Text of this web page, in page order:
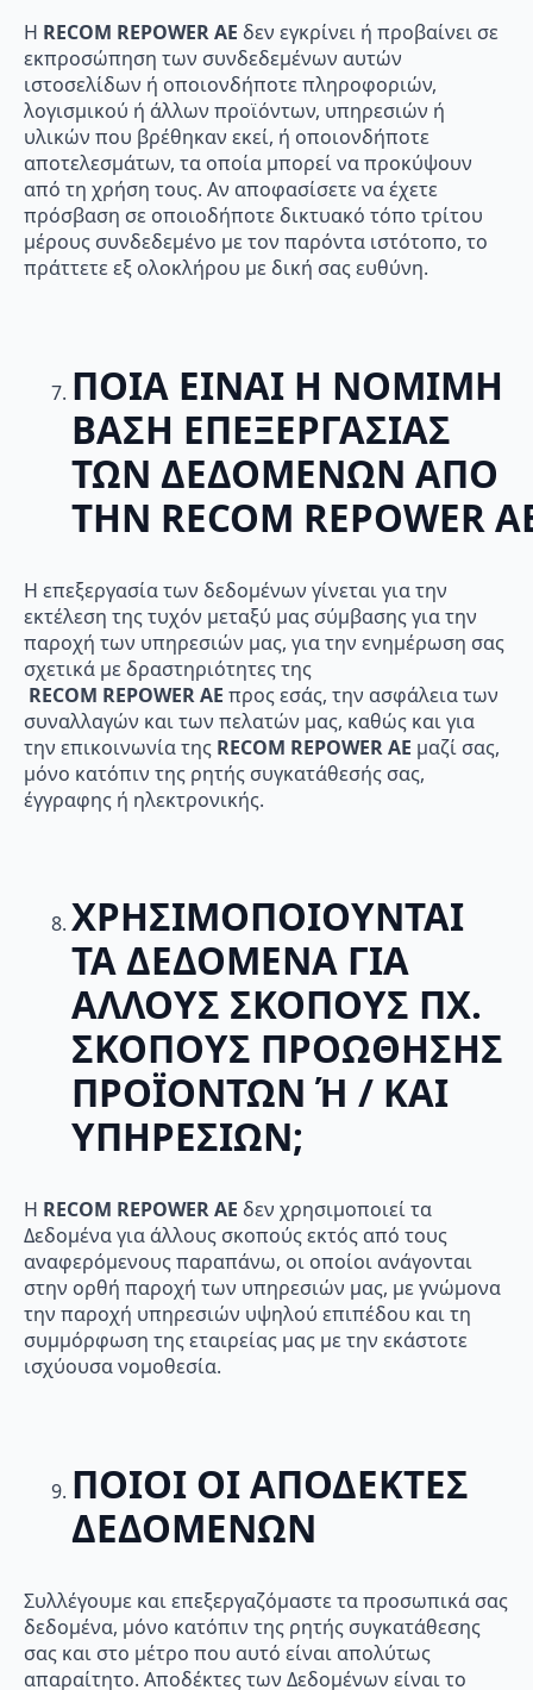
Η RECOM REPOWERAE δεν εγκρίνει ή προβαίνει σε
εκπροσώπηση των συνδεδεμένων αυτών
ιστοσελίδων ή οποιονδήποτε πληροφοριών,
λογισμικού ή άλλων προϊόντων, υπηρεσιών ή
υλικών που βρέθηκαν εκεί, ή οποιονδήποτε
αποτελεσμάτων, τα οποία μπορεί να προκύψουν
από τη χρήση τους. Αν αποφασίσετε να έχετε
πρόσβαση σε οποιοδήποτε δικτυακό τόπο τρίτου
μέρους συνδεδεμένο με τον παρόντα ιστότοπο, το
πράττετε εξ ολοκλήρου με δική σας ευθύνη.
ΠΟΙΑ ΕΙΝΑΙ Η ΝΟΜΙΜΗ
ΒΑΣΗ ΕΠΕΞΕΡΓΑΣΙΑΣ
ΤΩΝ ΔΕΔΟΜΕΝΩΝ ΑΠΟ
ΤΗΝ RECOM REPOWER
Η επεξεργασία των δεδομένων γίνεται για την
εκτέλεση της τυχόν μεταξύ μας σύμβασης για την
παροχή των υπηρεσιών μας, για την ενημέρωση σας
σχετικά με δραστηριότητες της
RECOM REPOWERAE προς εσάς, την ασφάλεια των
συναλλαγών και των πελατών μας, καθώς και για
την επικοινωνία της RECOM REPOWERAE μαζί σας,
μόνο κατόπιν της ρητής συγκατάθεσής σας,
έγγραφης ή ηλεκτρονικής.
ΧΡΗΣΙΜΟΠΟΙΟΥΝΤΑΙ
ΤΑ ΔΕΔΟΜΕΝΑ ΓΙΑ
ΑΛΛΟΥΣ ΣΚΟΠΟΥΣ ΠΧ.
ΣΚΟΠΟΥΣ ΠΡΟΩΘΗΣΗΣ
ΠΡΟΪΟΝΤΩΝ Ή / ΚΑΙ
ΥΠΗΡΕΣΙΩΝ;
Η RECOM REPOWERAE δεν χρησιμοποιεί τα
Δεδομένα για άλλους σκοπούς εκτός από τους
αναφερόμενους παραπάνω, οι οποίοι ανάγονται
στην ορθή παροχή των υπηρεσιών μας, με γνώμονα
την παροχή υπηρεσιών υψηλού επιπέδου και τη
συμμόρφωση της εταιρείας μας με την εκάστοτε
ισχύουσα νομοθεσία.
ΠΟΙΟΙ ΟΙ ΑΠΟΔΕΚΤΕΣ
ΔΕΔΟΜΕΝΩΝ
Συλλέγουμε και επεξεργαζόμαστε τα προσωπικά σας
δεδομένα, μόνο κατόπιν της ρητής συγκατάθεσης
σας και στο μέτρο που αυτό είναι απολύτως
απαραίτητο. Αποδέκτες των Δεδομένων είναι το